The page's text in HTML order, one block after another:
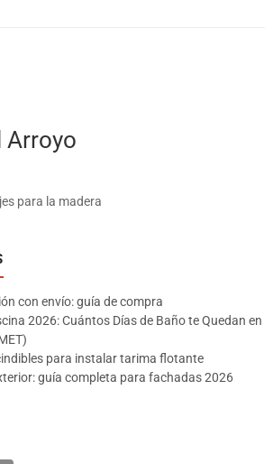
Arroyo
para la madera
con envío: guía de compra
2026: Cuántos Días de Baño te Quedan en
para instalar tarima flotante
guía completa para fachadas 2026